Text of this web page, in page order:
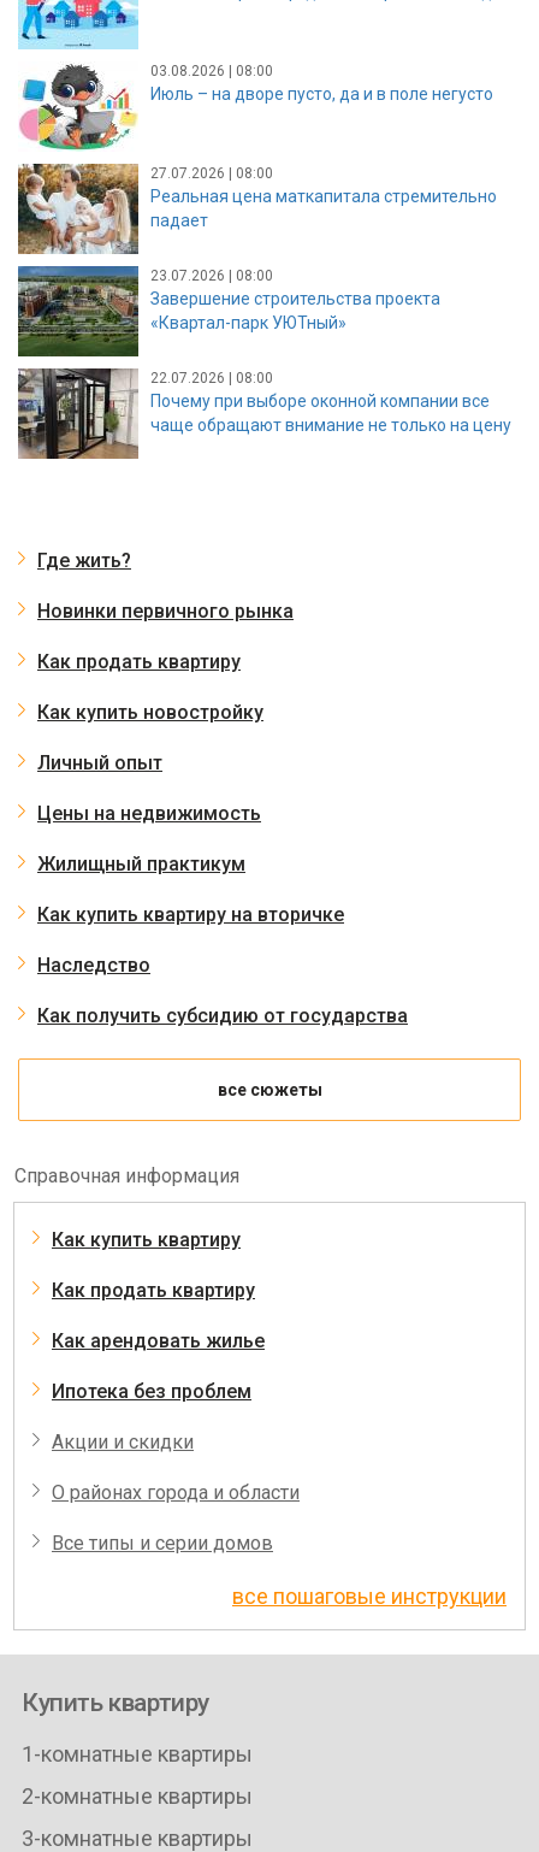
03.08.2026 | 08:00
Июль – на дворе пусто, да и в поле негусто
27.07.2026 | 08:00
Реальная цена маткапитала стремительно
падает
23.07.2026 | 08:00
Завершение строительства проекта
«Квартал-парк УЮТный»
22.07.2026 | 08:00
Почему при выборе оконной компании все
чаще обращают внимание не только на цену
Где жить?
Новинки первичного рынка
Как продать квартиру
Как купить новостройку
Личный опыт
Цены на недвижимость
Жилищный практикум
Как купить квартиру на вторичке
Наследство
Как получить субсидию от государства
все сюжеты
Справочная информация
Как купить квартиру
Как продать квартиру
Как арендовать жилье
Ипотека без проблем
Акции и скидки
О районах города и области
Все типы и серии домов
все пошаговые инструкции
Купить квартиру
1-комнатные квартиры
2-комнатные квартиры
3-комнатные квартиры